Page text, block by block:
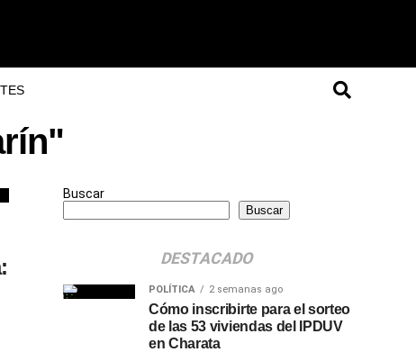
Buscar
Buscar
DESTACADO
POLÍTICA 2 semanas ago
Cómo inscribirte para el sorteo
de las 53 viviendas del IPDUV
en Charata